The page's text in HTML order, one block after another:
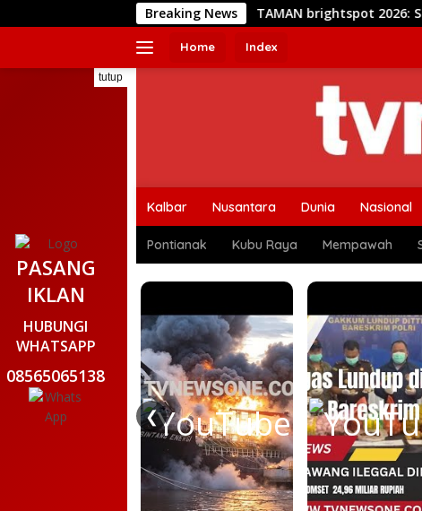
ke
Breaking News
TAMAN brightspot 2026: Saat Ruang Hijau
Home Index
tutup
PASANG
IKLAN
HUBUNGI
WHATSAPP
08565065138
Kalbar Nusantara Dunia Nasional
Pontianak Kubu Raya Mempawah
❮